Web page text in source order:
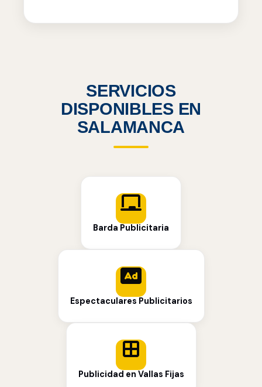
SERVICIOS
DISPONIBLES EN
SALAMANCA
Barda Publicitaria
Espectaculares Publicitarios
Publicidad en Vallas Fijas